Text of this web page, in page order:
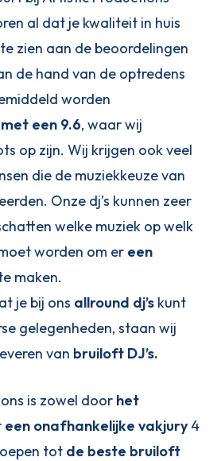
al dat je kwaliteit in huis
zien aan de beoordelingen
de hand van de optredens
worden
een 9.6, waar wij
op zijn. Wij krijgen ook veel
die de muziekkeuze van
Onze dj’s kunnen zeer
welke muziek op welk
worden om er een
maken.
je bij ons allround dj’s kunt
gelegenheden, staan wij
van bruiloft DJ’s.
is zowel door het
een onafhankelijke vakjury4
tot de beste bruiloft